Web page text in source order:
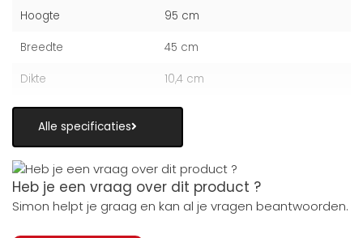
Hoogte 95 cm
Breedte 45 cm
Dikte 10,4 cm
Alle specificaties
Heb je een vraag over dit product ?
Simon helpt je graag en kan al je vragen beantwoorden.